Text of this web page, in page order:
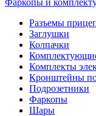
Фаркопы и
Разъемы
Заглушки
Колпачки
Комплекты
Кронштейны
Подрозетники
Фаркопы
Шары